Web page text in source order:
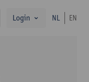
zoekLogin NL EN